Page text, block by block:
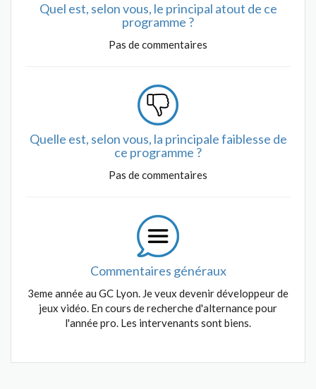
Quel est, selon vous, le principal atout de ce
programme ?
Pas de commentaires
Quelle est, selon vous, la principale faiblesse de
ce programme ?
Pas de commentaires
Commentaires généraux
3eme année au GC Lyon. Je veux devenir développeur de
jeux vidéo. En cours de recherche d'alternance pour
l'année pro. Les intervenants sont biens.